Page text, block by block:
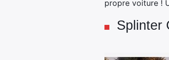
propre voiture !
Splinter